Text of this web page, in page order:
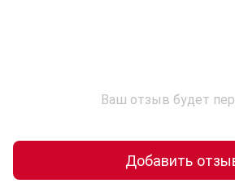
Ваш отзыв будет
Добавить